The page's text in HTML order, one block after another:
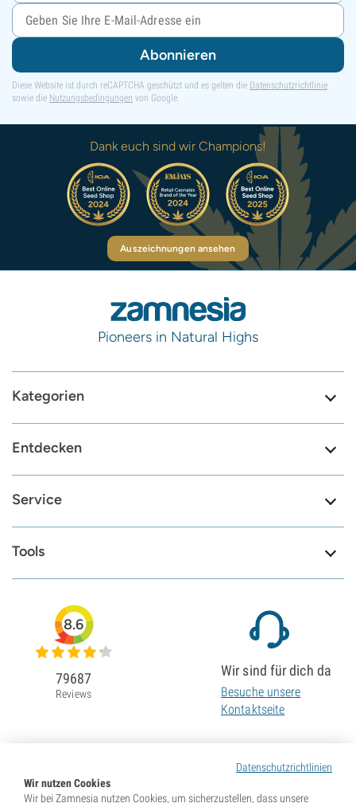
Abonnieren
Diese Website ist durch reCAPTCHA geschützt und es gelten die Datenschutzrichtlinie
sowie die Nutzungsbedingungen von Google.
Dank euch sind wir Champions!
Auszeichnungen ansehen
Pioneers in Natural Highs
Kategorien
Entdecken
Service
Tools
Datenschutzrichtlinien
Wir nutzen Cookies
Wir bei Zamnesia nutzen Cookies, um sicherzustellen, dass unsere
8.6
79687
Reviews
Wir sind für dich da
Besuche unsere
Kontaktseite